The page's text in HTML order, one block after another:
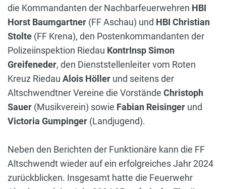
die Kommandanten der Nachbarfeuerwehren HBI
Horst Baumgartner (FF Aschau) und HBI Christian
Stolte (FF Krena), den Postenkommandanten der
Polizeiinspektion Riedau KontrInsp Simon
Greifeneder, den Dienststellenleiter vom Roten
Kreuz Riedau Alois Höller und seitens der
Altschwendtner Vereine die Vorstände Christoph
Sauer (Musikverein) sowie Fabian Reisinger und
Victoria Gumpinger (Landjugend).
Neben den Berichten der Funktionäre kann die FF
Altschwendt wieder auf ein erfolgreiches Jahr 2024
zurückblicken. Insgesamt hatte die Feuerwehr